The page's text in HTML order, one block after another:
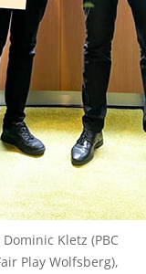
Kletz (PBC
Play Wolfsberg),